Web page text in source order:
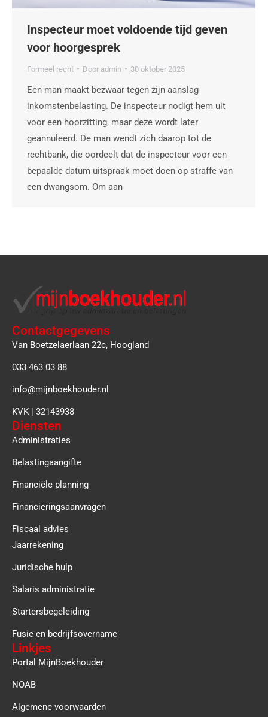
Inspecteur moet voldoende tijd geven
voor hoorgesprek
Formeel recht Door admin 30 oktober 2025
Een man maakt bezwaar tegen zijn aanslag
inkomstenbelasting. De inspecteur nodigt hem uit
voor een hoorzitting, maar deze wordt later
geannuleerd. De man wendt zich daarop tot de
rechtbank, die oordeelt dat de inspecteur voor een
bepaalde datum uitspraak moet doen op straffe van
een dwangsom. Om aan
Contactgegevens
Van Boetzelaerlaan 22c, Hoogland
033 463 03 88
info@mijnboekhouder.nl
KVK | 32143938
Diensten
Administraties
Belastingaangifte
Financiële planning
Financieringsaanvragen
Fiscaal advies
Jaarrekening
Juridische hulp
Salaris administratie
Startersbegeleiding
Fusie en bedrijfsovername
Linkjes
Portal MijnBoekhouder
NOAB
Algemene voorwaarden